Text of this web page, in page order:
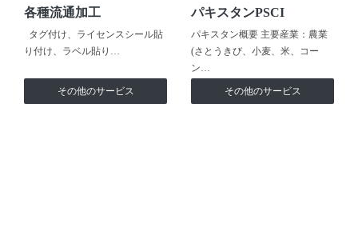
各種流通加工
タグ付け、ライセンスシール貼
り付け、ラベル貼り…
その他のサービス
パキスタンPSCI
パキスタン概要 主要産業：農業
(さとうきび、小麦、米、コー
ン…
その他のサービス